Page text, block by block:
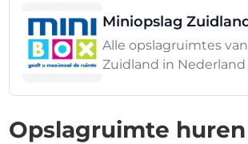
Miniopslag
Alle opslagruimtes
Zuidland in Nederland
Opslagruimte